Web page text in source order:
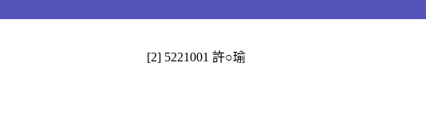
[2] 5221001 許○瑜